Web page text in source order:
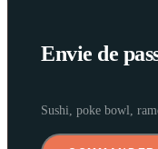
Envie de
Sushi, poke bowl,